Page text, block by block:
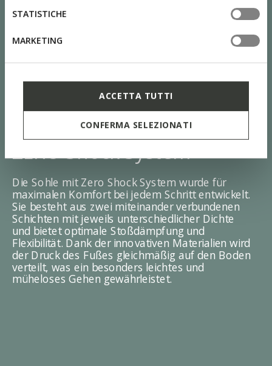
STATISTICHE
MARKETING
ACCETTA TUTTI
CONFERMA SELEZIONATI
ZERO Shock System
Die Sohle mit Zero Shock System wurde für
maximalen Komfort bei jedem Schritt entwickelt.
Sie besteht aus zwei miteinander verbundenen
Schichten mit jeweils unterschiedlicher Dichte
und bietet optimale Stoßdämpfung und
Flexibilität. Dank der innovativen Materialien wird
der Druck des Fußes gleichmäßig auf den Boden
verteilt, was ein besonders leichtes und
müheloses Gehen gewährleistet.